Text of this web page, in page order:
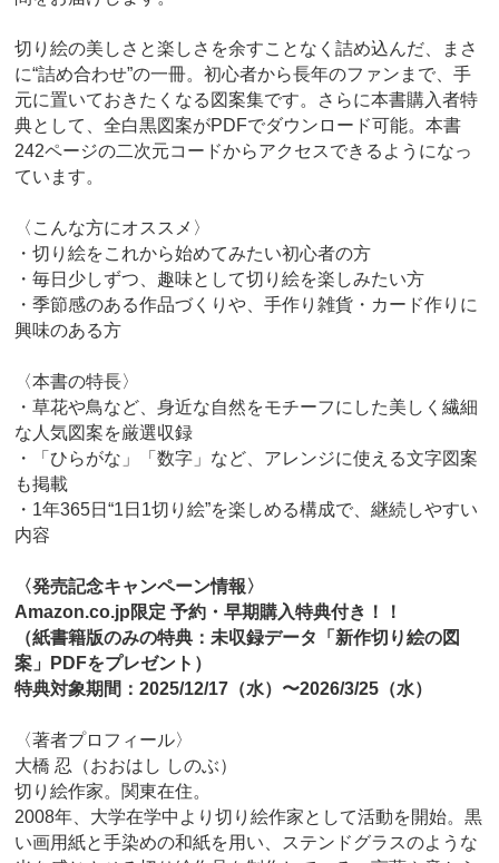
切り絵の美しさと楽しさを余すことなく詰め込んだ、まさ
に“詰め合わせ”の一冊。初心者から長年のファンまで、手
元に置いておきたくなる図案集です。さらに本書購入者特
典として、全白黒図案がPDFでダウンロード可能。本書
242ページの二次元コードからアクセスできるようになっ
ています。
〈こんな方にオススメ〉
・切り絵をこれから始めてみたい初心者の方
・毎日少しずつ、趣味として切り絵を楽しみたい方
・季節感のある作品づくりや、手作り雑貨・カード作りに
興味のある方
〈本書の特長〉
・草花や鳥など、身近な自然をモチーフにした美しく繊細
な人気図案を厳選収録
・「ひらがな」「数字」など、アレンジに使える文字図案
も掲載
・1年365日“1日1切り絵”を楽しめる構成で、継続しやすい
内容
〈発売記念キャンペーン情報〉
Amazon.co.jp限定 予約・早期購入特典付き！！
（紙書籍版のみの特典：未収録データ「新作切り絵の図
案」PDFをプレゼント）
特典対象期間：2025/12/17（水）〜2026/3/25（水）
〈著者プロフィール〉
大橋 忍（おおはし しのぶ）
切り絵作家。関東在住。
2008年、大学在学中より切り絵作家として活動を開始。黒
い画用紙と手染めの和紙を用い、ステンドグラスのような